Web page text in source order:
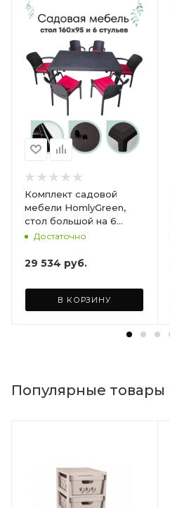
Комплект садовой
мебели HomlyGreen,
стол большой на 6
персон 153х79х70, 6
бордовыми подушками
Достаточно
29 534 руб.
В КОРЗИНУ
Популярные товары